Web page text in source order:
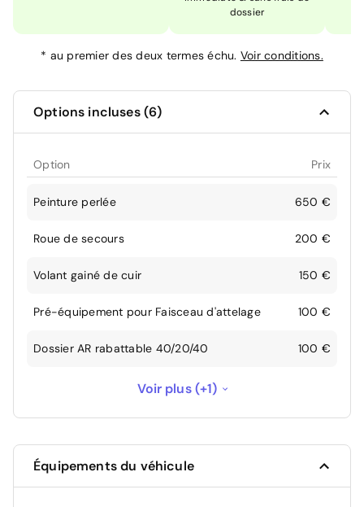
dossier
* au premier des deux termes échu. Voir conditions.
Options incluses (6)
Option Prix
Peinture perlée 650 €
Roue de secours 200 €
Volant gainé de cuir 150 €
Pré-équipement pour Faisceau d'attelage 100 €
Dossier AR rabattable 40/20/40 100 €
Garantie constructeur de 2 ans au lieu de 5
Voir plus (+1)
Équipements du véhicule